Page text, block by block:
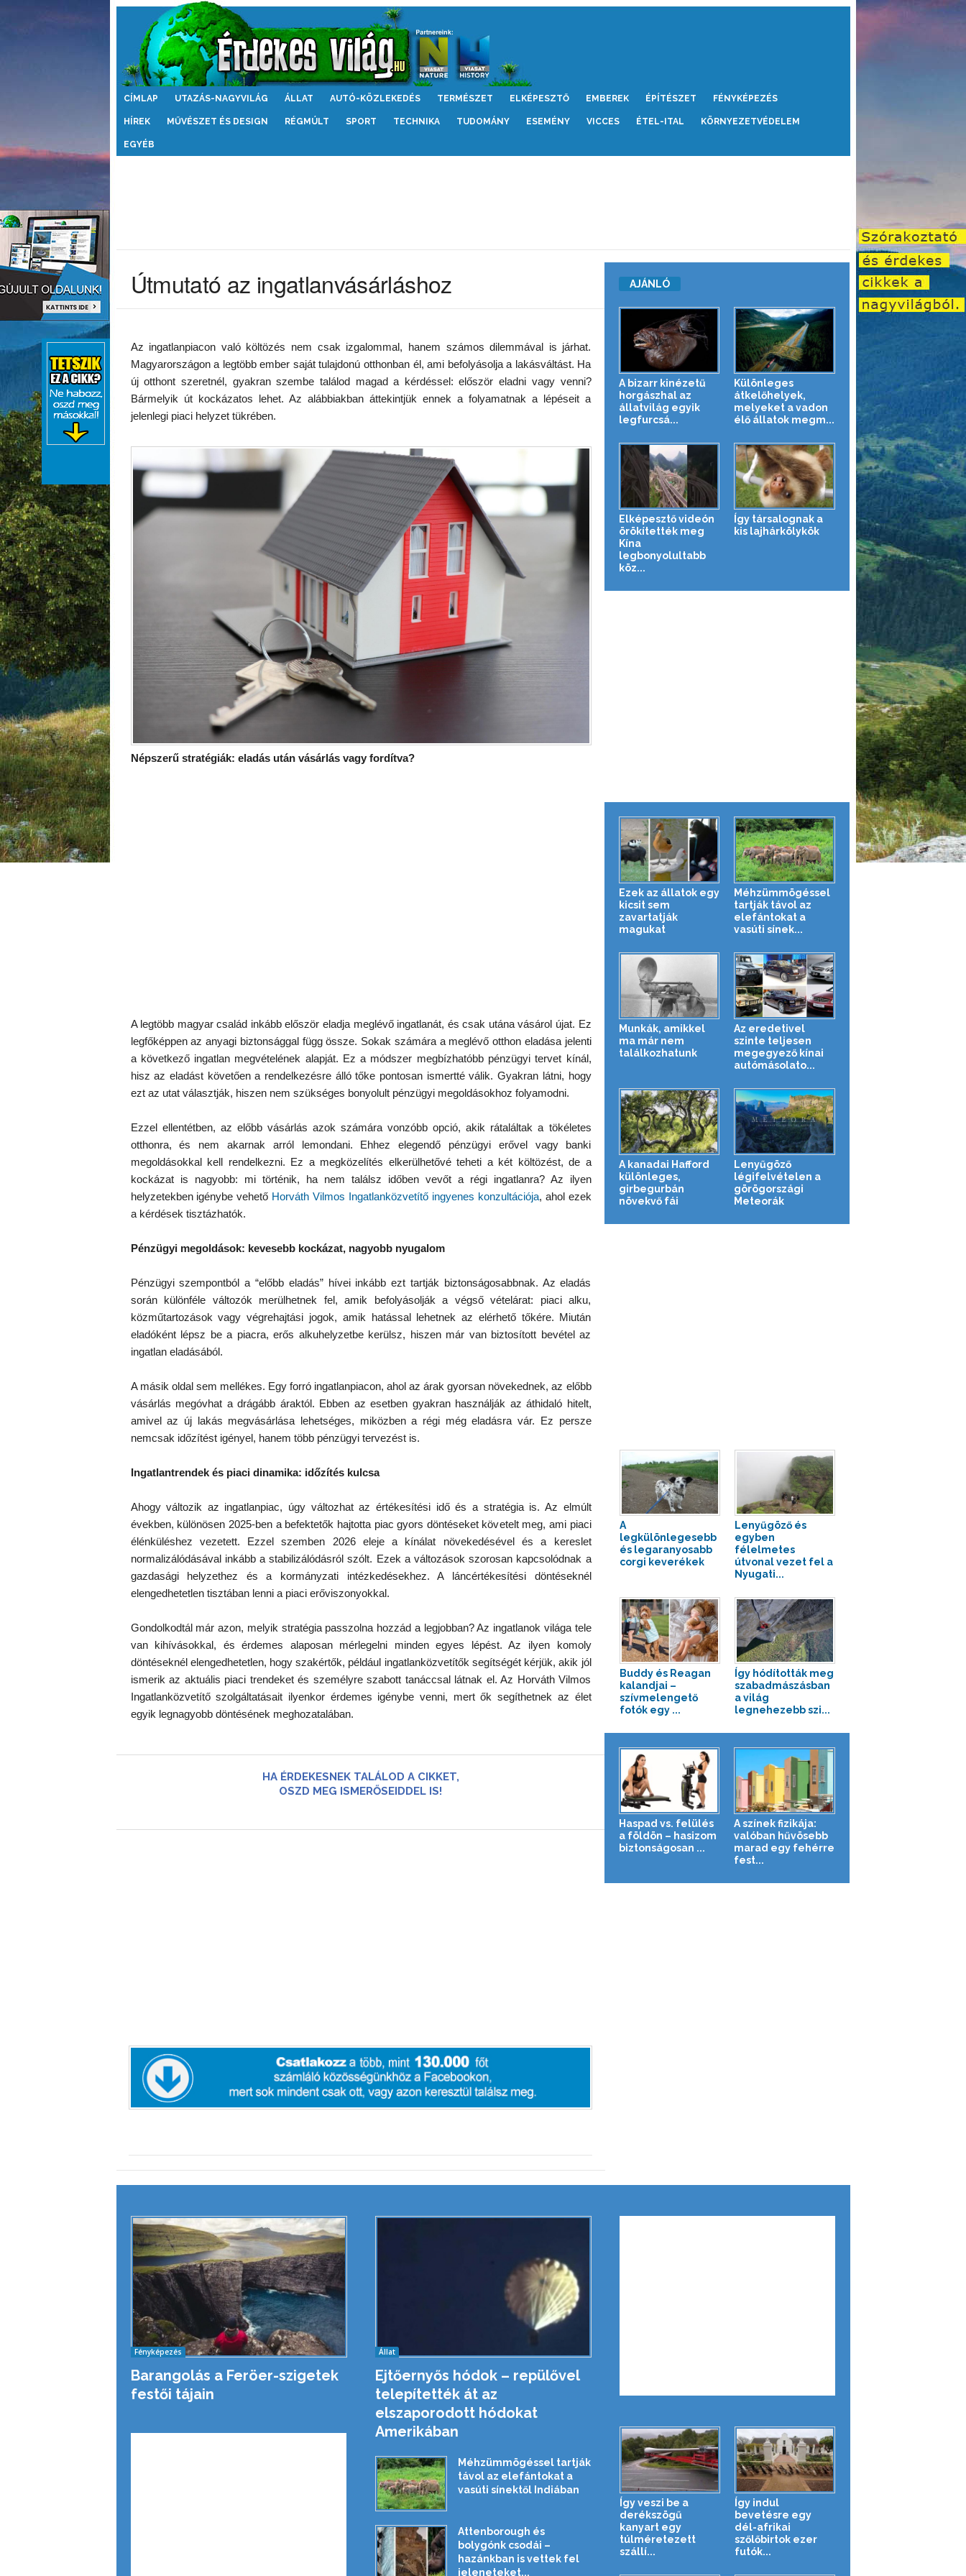
Érdekes
CÍMLAP UTAZÁS-NAGYVILÁG ÁLLAT AUTÓ-KÖZLEKEDÉS TERMÉSZET ELKÉPESZTŐ EMBEREK ÉPÍTÉSZET FÉNYKÉPEZÉS
HÍREK MŰVÉSZET ÉS DESIGN RÉGMÚLT SPORT TECHNIKA TUDOMÁNY ESEMÉNY VICCES ÉTEL-ITAL KÖRNYEZETVÉDELEM
EGYÉB
Útmutató az ingatlanvásárláshoz
Az ingatlanpiacon való költözés nem csak izgalommal, hanem számos dilemmával is járhat.
Magyarországon a legtöbb ember saját tulajdonú otthonban él, ami befolyásolja a lakásváltást. Ha
új otthont szeretnél, gyakran szembe találod magad a kérdéssel: először eladni vagy venni?
Bármelyik út kockázatos lehet. Az alábbiakban áttekintjük ennek a folyamatnak a lépéseit a
jelenlegi piaci helyzet tükrében.
Népszerű stratégiák: eladás után vásárlás vagy fordítva?
A legtöbb magyar család inkább először eladja meglévő ingatlanát, és csak utána vásárol újat. Ez
legfőképpen az anyagi biztonsággal függ össze. Sokak számára a meglévő otthon eladása jelenti
a következő ingatlan megvételének alapját. Ez a módszer megbízhatóbb pénzügyi tervet kínál,
hisz az eladást követően a rendelkezésre álló tőke pontosan ismertté válik. Gyakran látni, hogy
ezt az utat választják, hiszen nem szükséges bonyolult pénzügyi megoldásokhoz folyamodni.
Ezzel ellentétben, az előbb vásárlás azok számára vonzóbb opció, akik rátaláltak a tökéletes
otthonra, és nem akarnak arról lemondani. Ehhez elegendő pénzügyi erővel vagy banki
megoldásokkal kell rendelkezni. Ez a megközelítés elkerülhetővé teheti a két költözést, de a
kockázat is nagyobb: mi történik, ha nem találsz időben vevőt a régi ingatlanra? Az ilyen
helyzetekben igénybe vehető Horváth Vilmos Ingatlanközvetítő ingyenes konzultációja, ahol ezek
a kérdések tisztázhatók.
Pénzügyi megoldások: kevesebb kockázat, nagyobb nyugalom
Pénzügyi szempontból a “előbb eladás” hívei inkább ezt tartják biztonságosabbnak. Az eladás
során különféle változók merülhetnek fel, amik befolyásolják a végső vételárat: piaci alku,
közműtartozások vagy végrehajtási jogok, amik hatással lehetnek az elérhető tőkére. Miután
eladóként lépsz be a piacra, erős alkuhelyzetbe kerülsz, hiszen már van biztosított bevétel az
ingatlan eladásából.
A másik oldal sem mellékes. Egy forró ingatlanpiacon, ahol az árak gyorsan növekednek, az előbb
vásárlás megóvhat a drágább áraktól. Ebben az esetben gyakran használják az áthidaló hitelt,
amivel az új lakás megvásárlása lehetséges, miközben a régi még eladásra vár. Ez persze
nemcsak időzítést igényel, hanem több pénzügyi tervezést is.
Ingatlantrendek és piaci dinamika: időzítés kulcsa
Ahogy változik az ingatlanpiac, úgy változhat az értékesítési idő és a stratégia is. Az elmúlt
években, különösen 2025-ben a befektetők hajtotta piac gyors döntéseket követelt meg, ami piaci
élénküléshez vezetett. Ezzel szemben 2026 eleje a kínálat növekedésével és a kereslet
normalizálódásával inkább a stabilizálódásról szólt. Ezek a változások szorosan kapcsolódnak a
gazdasági helyzethez és a kormányzati intézkedésekhez. A láncértékesítési döntéseknél
elengedhetetlen tisztában lenni a piaci erőviszonyokkal.
Gondolkodtál már azon, melyik stratégia passzolna hozzád a legjobban? Az ingatlanok világa tele
van kihívásokkal, és érdemes alaposan mérlegelni minden egyes lépést. Az ilyen komoly
döntéseknél elengedhetetlen, hogy szakértők, például ingatlanközvetítők segítségét kérjük, akik jól
ismerik az aktuális piaci trendeket és személyre szabott tanáccsal látnak el. Az Horváth Vilmos
Ingatlanközvetítő szolgáltatásait ilyenkor érdemes igénybe venni, mert ők segíthetnek az élet
egyik legnagyobb döntésének meghozatalában.
HA ÉRDEKESNEK TALÁLOD A CIKKET,
OSZD MEG ISMERŐSEIDDEL IS!
AJÁNLÓ
A bizarr kinézetű
horgászhal az
állatvilág egyik
legfurcsá...
Különleges
átkelőhelyek,
melyeket a vadon
élő állatok megm...
Elképesztő videón
örökítették meg
Kína
legbonyolultabb
köz...
Így társalognak a
kis lajhárkölykök
Ezek az állatok egy
kicsit sem
zavartatják
magukat
Méhzümmögéssel
tartják távol az
elefántokat a
vasúti sínek...
Munkák, amikkel
ma már nem
találkozhatunk
Az eredetivel
szinte teljesen
megegyező kínai
autómásolato...
A kanadai Hafford
különleges,
girbegurbán
növekvő fái
Lenyűgöző
légifelvételen a
görögországi
Meteorák
A
legkülönlegesebb
és legaranyosabb
corgi keverékek
Lenyűgöző és
egyben
félelmetes
útvonal vezet fel a
Nyugati...
Buddy és Reagan
kalandjai –
szívmelengető
fotók egy ...
Így hódították meg
szabadmászásban
a világ
legnehezebb szi...
Haspad vs. felülés
a földön – hasizom
biztonságosan ...
A színek fizikája:
valóban hűvösebb
marad egy fehérre
fest...
Fényképezés
Barangolás a Feröer-szigetek
festői tájain
Állat
Ejtőernyős hódok – repülővel
telepítették át az
elszaporodott hódokat
Amerikában
Méhzümmögéssel tartják
távol az elefántokat a
vasúti sínektől Indiában
Attenborough és
bolygónk csodái –
hazánkban is vettek fel
jeleneteket...
Így veszi be a
derékszögű
kanyart egy
túlméretezett
szállí...
Így indul
bevetésre egy
dél-afrikai
szőlőbirtok ezer
futók...